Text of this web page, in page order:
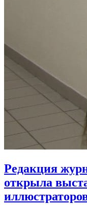
Редакция
открыла